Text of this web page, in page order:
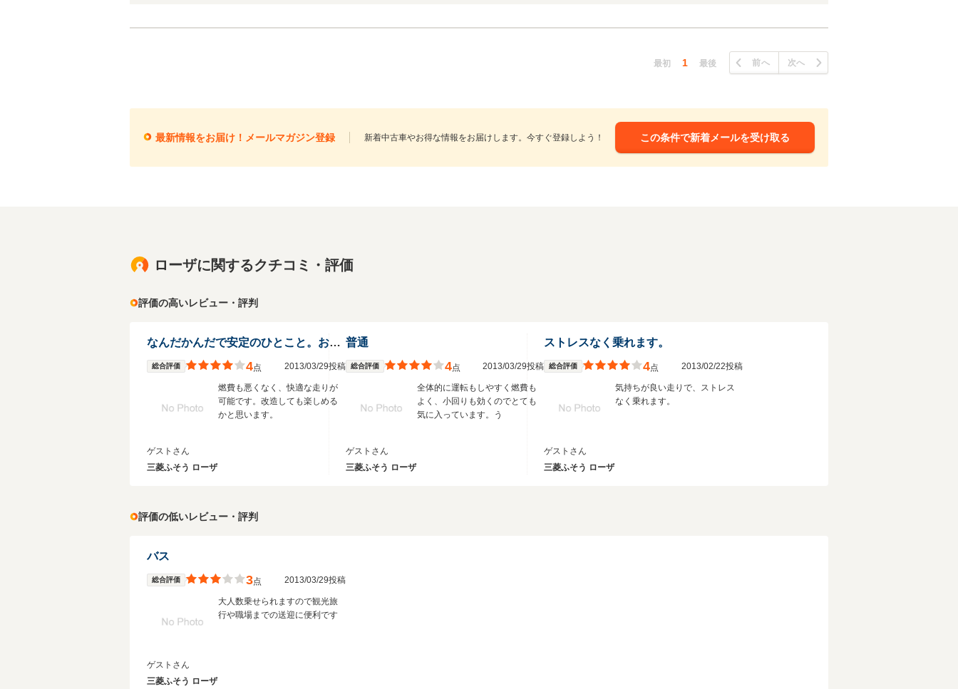
最初 1 最後 前へ 次へ
最新情報をお届け！メールマガジン登録 新着中古車やお得な情報をお届けします。今すぐ登録しよう！ この条件で新着メールを受け取る
ローザに関するクチコミ・評価
評価の高いレビュー・評判
なんだかんだで安定のひとこと。おすすめですよ！一度乗ってみて
総合評価 4点 2013/03/29投稿
燃費も悪くなく、快適な走りが
可能です。改造しても楽しめる
かと思います。
ゲストさん
三菱ふそう ローザ
普通
総合評価 4点 2013/03/29投稿
全体的に運転もしやすく燃費も
よく、小回りも効くのでとても
気に入っています。う
ゲストさん
三菱ふそう ローザ
ストレスなく乗れます。
総合評価 4点 2013/02/22投稿
気持ちが良い走りで、ストレス
なく乗れます。
ゲストさん
三菱ふそう ローザ
評価の低いレビュー・評判
バス
総合評価 3点 2013/03/29投稿
大人数乗せられますので観光旅
行や職場までの送迎に便利です
ゲストさん
三菱ふそう ローザ